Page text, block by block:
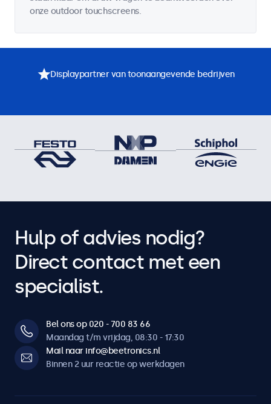
onze outdoor touchscreens.
Displaypartner van toonaangevende bedrijven
Hulp of advies nodig?
Direct contact met een
specialist.
Bel ons op 020 - 700 83 66
Maandag t/m vrijdag, 08:30 - 17:30
Mail naar info@beetronics.nl
Binnen 2 uur reactie op werkdagen